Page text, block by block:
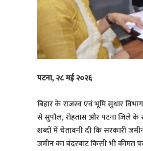
पटना, २८ मई २०२६
बिहार के राजस्व एवं भूमि सुधार
से सुपौल, रोहतास और पटना जिले के
शब्दों में चेतावनी दी कि सरकारी
जमीन का बंदरबांट किसी भी कीमत पर